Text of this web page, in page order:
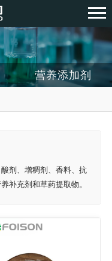
营养添加剂
剂、增稠剂、香料、抗
补充剂和草药提取物。